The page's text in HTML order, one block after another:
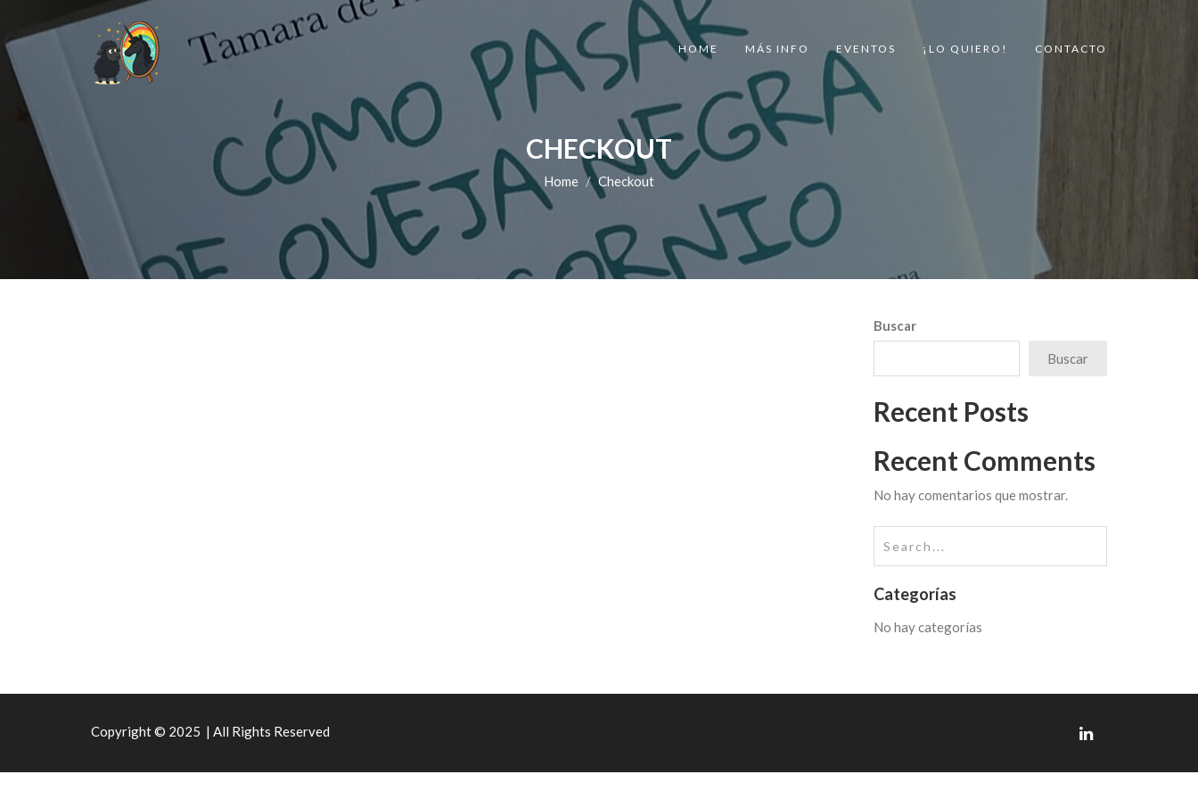
HOME MÁS INFO EVENTOS ¡LO QUIERO! CONTACTO
CHECKOUT
Home Checkout
Buscar
Buscar
Recent Posts
Recent Comments
No hay comentarios que mostrar.
Categorías
No hay categorías
Copyright © 2025 | All Rights Reserved